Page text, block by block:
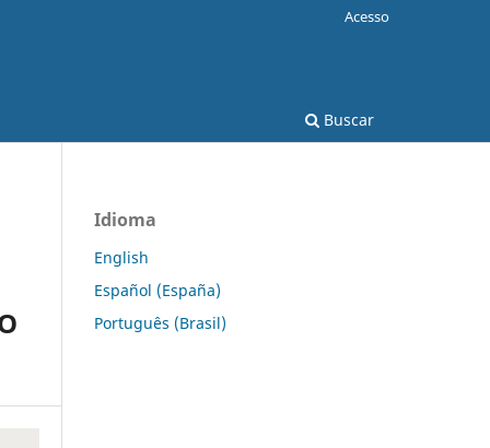
Buscar
Acesso
Idioma
English
Español (España)
Português (Brasil)